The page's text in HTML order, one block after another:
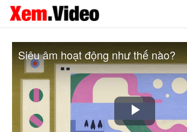
Play
Siêu âm hoạt động như thế nào?